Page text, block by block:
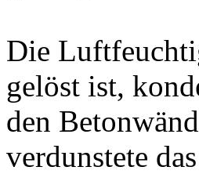
Die
gelöst ist,
den
verdunstete